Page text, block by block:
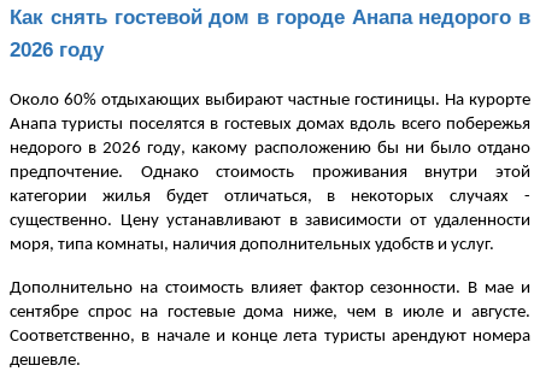
Как снять гостевой дом в городе Анапа недорого в
2026 году
Около 60% отдыхающих выбирают частные гостиницы. На курорте
Анапа туристы поселятся в гостевых домах вдоль всего побережья
недорого в 2026 году, какому расположению бы ни было отдано
предпочтение. Однако стоимость проживания внутри этой
категории жилья будет отличаться, в некоторых случаях -
существенно. Цену устанавливают в зависимости от удаленности
моря, типа комнаты, наличия дополнительных удобств и услуг.
Дополнительно на стоимость влияет фактор сезонности. В мае и
сентябре спрос на гостевые дома ниже, чем в июле и августе.
Соответственно, в начале и конце лета туристы арендуют номера
дешевле.